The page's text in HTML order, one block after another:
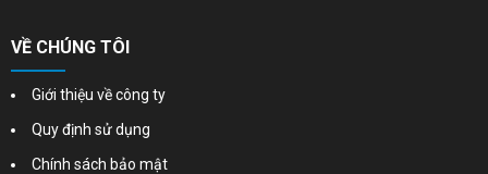
VỀ CHÚNG TÔI
Giới thiệu về công ty
Quy định sử dụng
Chính sách bảo mật